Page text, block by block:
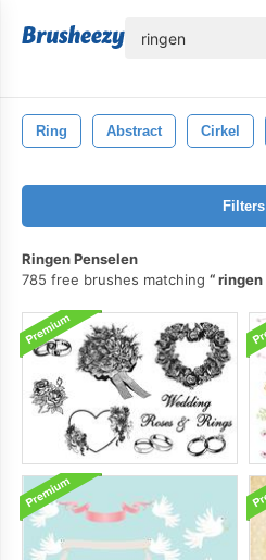
Ring Abstract Cirkel
Filters
Ringen Penselen
785 free brushes matching
ringen